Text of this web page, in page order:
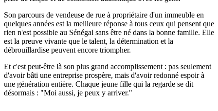
Son parcours de vendeuse de rue à propriétaire d'un immeuble en
quelques années est la meilleure réponse à tous ceux qui pensent que
rien n'est possible au Sénégal sans être né dans la bonne famille. Elle
est la preuve vivante que le talent, la détermination et la
débrouillardise peuvent encore triompher.
Et c'est peut-être là son plus grand accomplissement : pas seulement
d'avoir bâti une entreprise prospère, mais d'avoir redonné espoir à
une génération entière. Chaque jeune fille qui la regarde se dit
désormais : "Moi aussi, je peux y arriver."